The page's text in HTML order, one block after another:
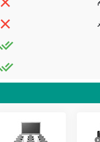
با دانش آموز، برگزاری کارگاه های
می نمایند.